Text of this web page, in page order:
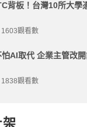
背板！台灣10所大學
觀看數
AI取代 企業主管改
觀看數
架